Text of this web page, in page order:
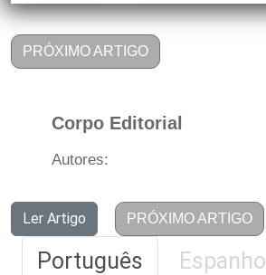
PRÓXIMO ARTIGO
Corpo Editorial
Autores:
Ler Artigo PRÓXIMO ARTIGO
Português Espanhol